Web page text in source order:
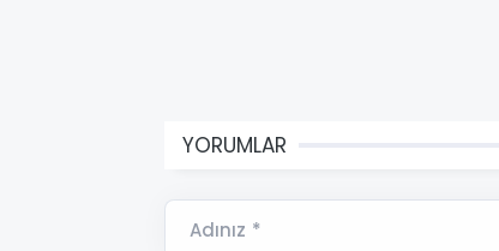
YORUMLAR
Adınız *